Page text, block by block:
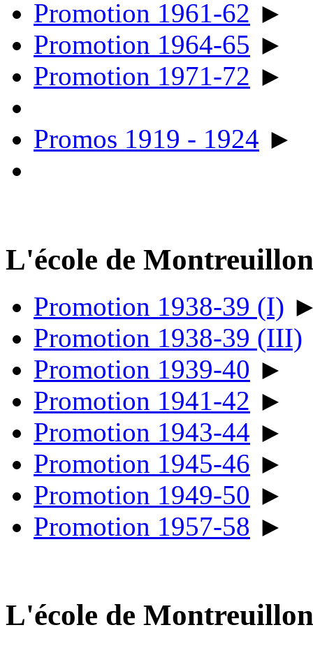
Promotion 1961-62 ►
Promotion 1964-65 ►
Promotion 1971-72 ►
Promos 1919 - 1924 ►
L'école de Montreuillon
Promotion 1938-39 (I)
Promotion 1938-39 (III)
Promotion 1939-40 ►
Promotion 1941-42 ►
Promotion 1943-44 ►
Promotion 1945-46 ►
Promotion 1949-50 ►
Promotion 1957-58 ►
L'école de Montreuillon